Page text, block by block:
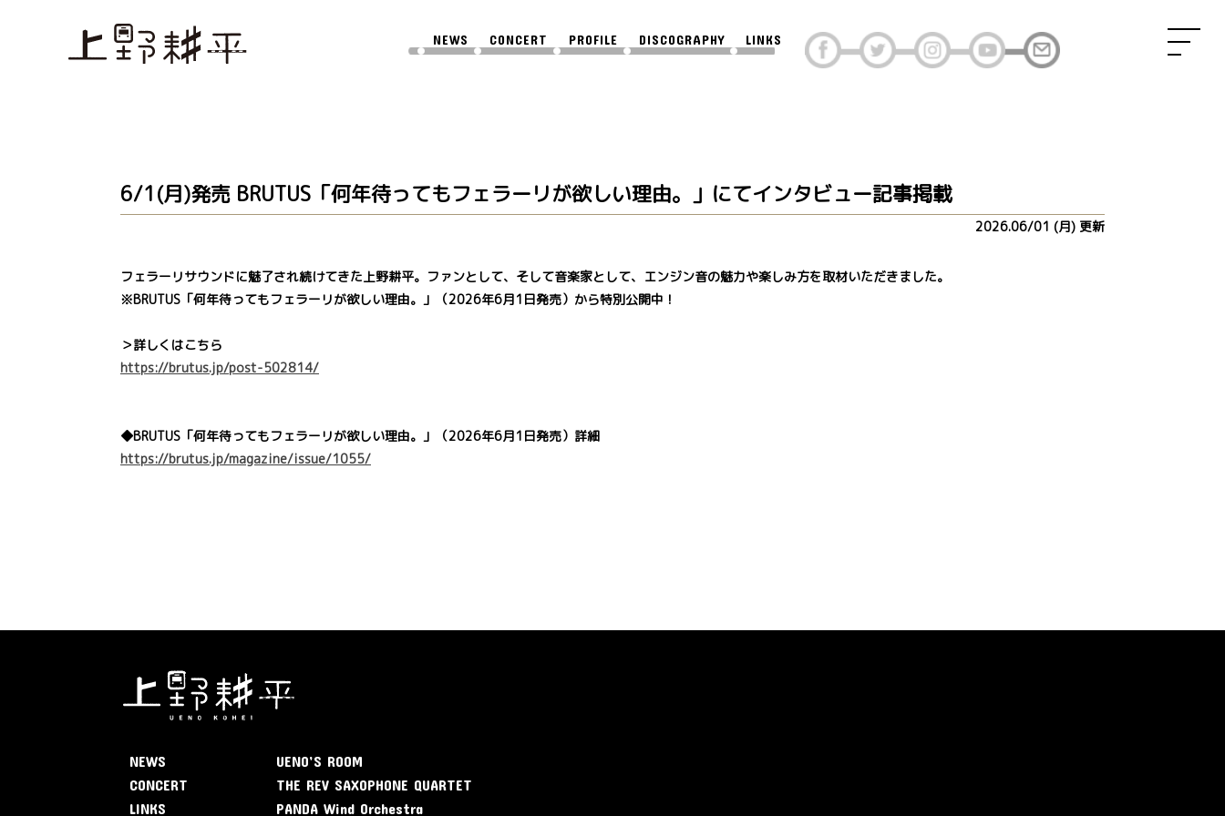
NEWS CONCERT PROFILE DISCOGRAPHY LINKS
6/1(月)発売 BRUTUS「何年待ってもフェラーリが欲しい理由。」にてインタビュー記事掲載
2026.06/01 (月) 更新
フェラーリサウンドに魅了され続けてきた上野耕平。ファンとして、そして音楽家として、エンジン音の魅力や楽しみ方を取材いただきました。
※BRUTUS「何年待ってもフェラーリが欲しい理由。」（2026年6月1日発売）から特別公開中！
＞詳しくはこちら
https://brutus.jp/post-502814/
◆BRUTUS「何年待ってもフェラーリが欲しい理由。」（2026年6月1日発売）詳細
https://brutus.jp/magazine/issue/1055/
NEWS
CONCERT
LINKS
UENO’S ROOM
THE REV SAXOPHONE QUARTET
PANDA Wind Orchestra